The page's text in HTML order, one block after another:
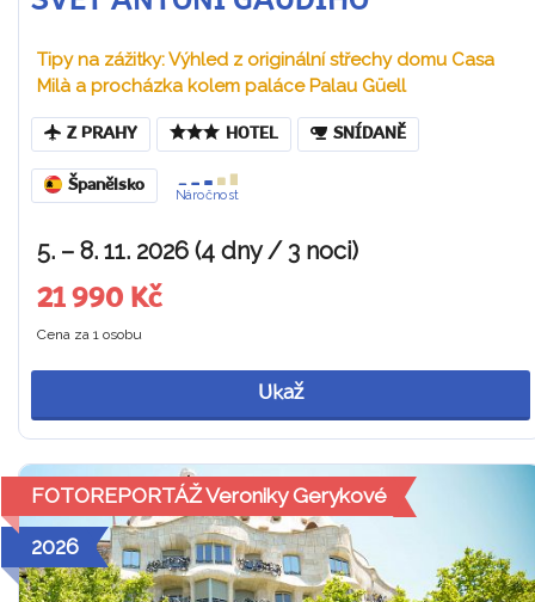
Tipy na zážitky: Výhled z originální střechy domu Casa
Milà a procházka kolem paláce Palau Güell
Z PRAHY HOTEL SNÍDANĚ
Španělsko
Náročnost
5. – 8. 11. 2026 (4 dny / 3 noci)
21 990 Kč
Cena za 1 osobu
Ukaž
FOTOREPORTÁŽ Veroniky Gerykové
2026